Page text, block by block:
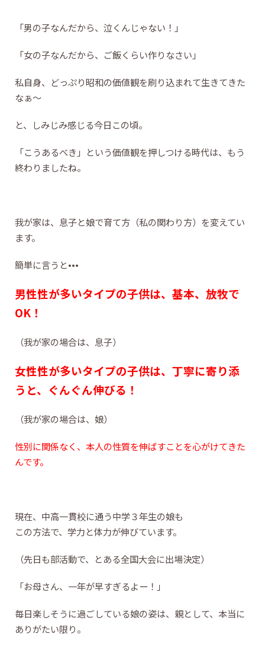
「男の子なんだから、泣くんじゃない！」
「女の子なんだから、ご飯くらい作りなさい」
私自身、どっぷり昭和の価値観を刷り込まれて生きてきた
なぁ〜
と、しみじみ感じる今日この頃。
「こうあるべき」という価値観を押しつける時代は、もう
終わりましたね。
我が家は、息子と娘で育て方（私の関わり方）を変えてい
ます。
簡単に言うと•••
男性性が多いタイプの子供は、基本、放牧で
OK！
（我が家の場合は、息子）
女性性が多いタイプの子供は、丁寧に寄り添
うと、ぐんぐん伸びる！
（我が家の場合は、娘）
性別に関係なく、本人の性質を伸ばすことを心がけてきた
んです。
現在、中高一貫校に通う中学３年生の娘も
この方法で、学力と体力が伸びています。
（先日も部活動で、とある全国大会に出場決定）
「お母さん、一年が早すぎるよー！」
毎日楽しそうに過ごしている娘の姿は、親として、本当に
ありがたい限り。